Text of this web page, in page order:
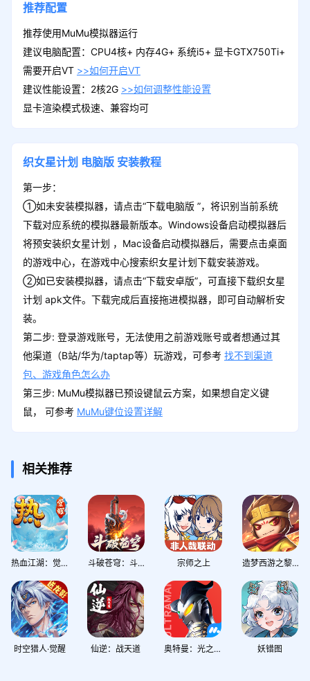
推荐配置
推荐使用MuMu模拟器运行
建议电脑配置：CPU4核+ 内存4G+ 系统i5+ 显卡GTX750Ti+
需要开启VT >>如何开启VT
建议性能设置：2核2G >>如何调整性能设置
显卡渲染模式极速、兼容均可
织女星计划 电脑版 安装教程
第一步：
①如未安装模拟器，请点击“下载电脑版 ”，将识别当前系统
下载对应系统的模拟器最新版本。Windows设备启动模拟器后
将预安装织女星计划 ，Mac设备启动模拟器后，需要点击桌面
的游戏中心，在游戏中心搜索织女星计划下载安装游戏。
②如已安装模拟器，请点击“下载安卓版”，可直接下载织女星
计划 apk文件。下载完成后直接拖进模拟器，即可自动解析安
装。
第二步: 登录游戏账号，无法使用之前游戏账号或者想通过其
他渠道（B站/华为/taptap等）玩游戏，可参考 找不到渠道
包、游戏角色怎么办
第三步: MuMu模拟器已预设键鼠云方案，如果想自定义键
鼠， 可参考 MuMu键位设置详解
相关推荐
热血江湖：觉醒 斗破苍穹：斗帝之路 宗师之上 造梦西游之黎尤浩劫篇
时空猎人·觉醒 仙逆：战天道 奥特曼：光之战士 妖错图